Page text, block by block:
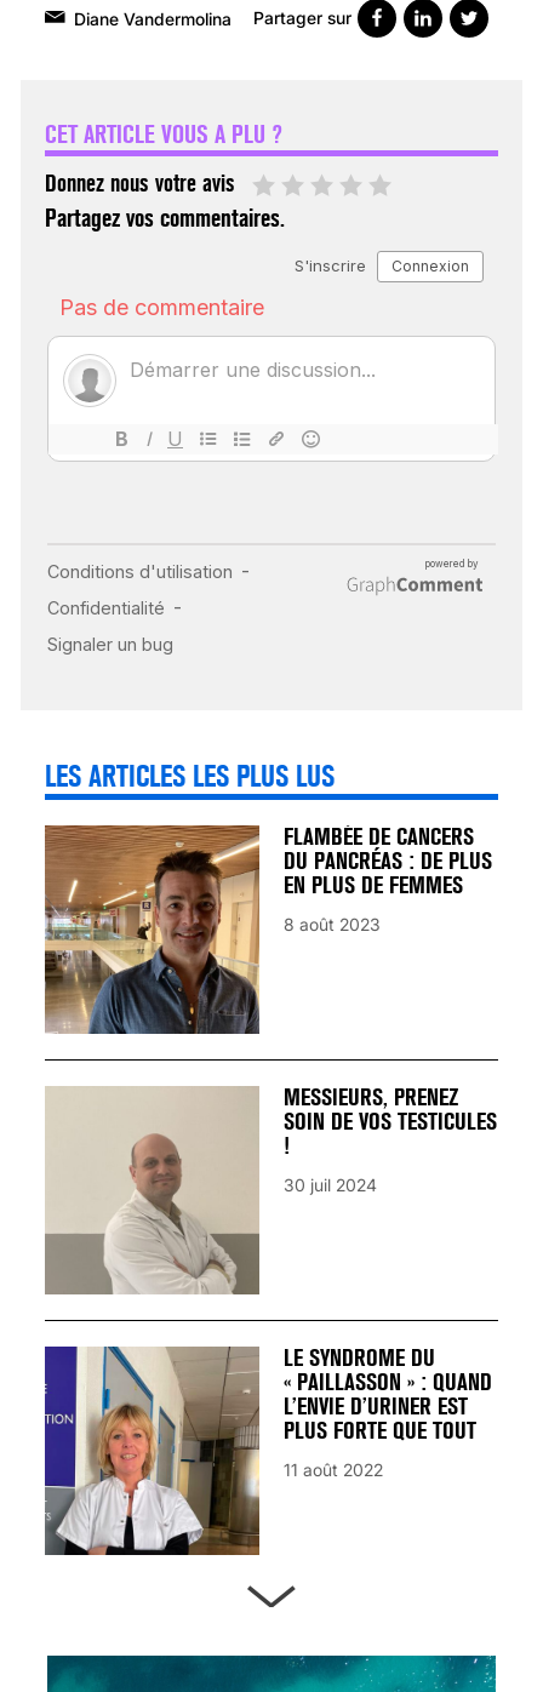
Diane Vandermolina Partager sur
CET ARTICLE VOUS A PLU ?
Donnez nous votre avis
Partagez vos commentaires.
LES ARTICLES LES PLUS LUS
ÉCHO : DES IMAGES
POUR TOUTES LES
18 juil 2022
INSUFFISANCE
CARDIAQUE : LES
FLAMBÉE DE CANCERS
DU PANCRÉAS : DE PLUS
EN PLUS DE FEMMES
8 août 2023
MESSIEURS, PRENEZ
SOIN DE VOS TESTICULES
!
30 juil 2024
LE SYNDROME DU
« PAILLASSON » : QUAND
L’ENVIE D’URINER EST
PLUS FORTE QUE TOUT
11 août 2022
13 août 2024